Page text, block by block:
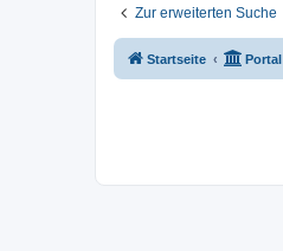
Zur erweiterten Suche
Startseite Portal